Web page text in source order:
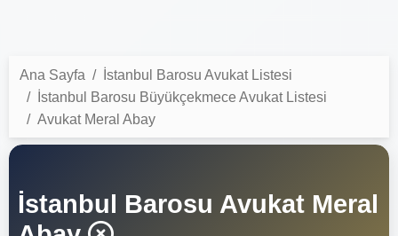
Ana Sayfa
İstanbul Barosu Avukat Listesi
İstanbul Barosu Büyükçekmece Avukat Listesi
Avukat Meral Abay
İstanbul Barosu Avukat Meral